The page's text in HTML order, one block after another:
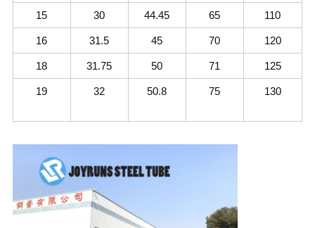
15 30 44.45 65 110
16 31.5 45 70 120
18 31.75 50 71 125
19 32 50.8 75 130